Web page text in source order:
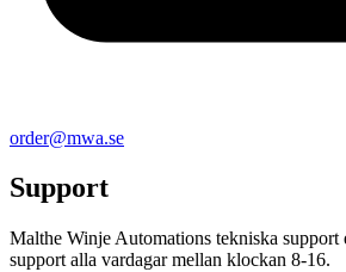
order@mwa.se
Support
Malthe Winje Automations tekniska support
support alla vardagar mellan klockan 8-16.